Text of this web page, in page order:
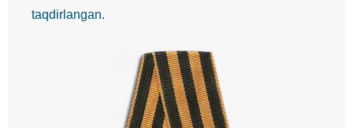
taqdirlangan.